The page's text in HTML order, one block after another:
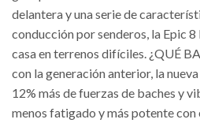
delantera y una serie de
conducción por senderos, la Epic 8
casa en terrenos difíciles. ¿QUÉ
con la generación anterior, la
12% más de fuerzas de baches y
menos fatigado y más potente con